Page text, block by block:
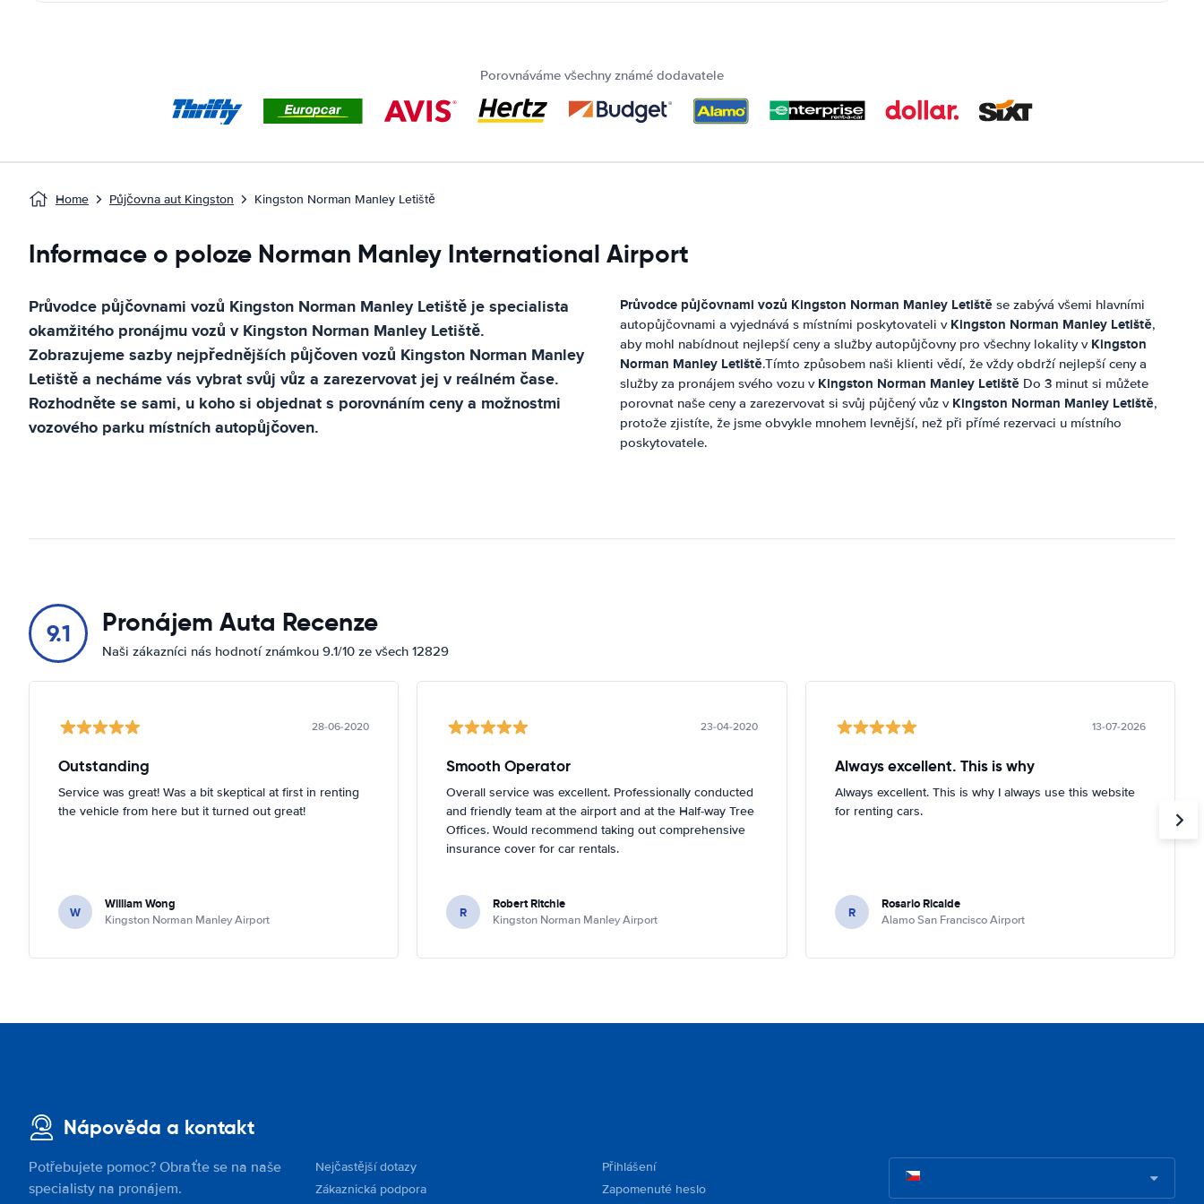
Porovnáváme všechny známé dodavatele
Home Půjčovna aut Kingston Kingston Norman Manley Letiště
Informace o poloze Norman Manley International Airport
Průvodce půjčovnami vozů Kingston Norman Manley Letiště je specialista
okamžitého pronájmu vozů vKingston Norman Manley Letiště.
Zobrazujeme sazby nejpřednějších půjčoven vozů Kingston Norman Manley
Letištěa necháme vás vybrat svůj vůz a zarezervovat jej v reálném čase.
Rozhodněte se sami, u koho si objednat s porovnáním ceny a možnostmi
vozového parku místních autopůjčoven.
Průvodce půjčovnami vozů Kingston Norman Manley Letiště se zabývá všemi hlavními
autopůjčovnami a vyjednává s místními poskytovateli v Kingston Norman Manley Letiště,
aby mohl nabídnout nejlepší ceny a služby autopůjčovny pro všechny lokality v Kingston
Norman Manley Letiště.Tímto způsobem naši klienti vědí, že vždy obdrží nejlepší ceny a
služby za pronájem svého vozu v Kingston Norman Manley Letiště Do 3 minut si můžete
porovnat naše ceny a zarezervovat si svůj půjčený vůz v Kingston Norman Manley Letiště,
protože zjistíte, že jsme obvykle mnohem levnější, než při přímé rezervaci u místního
poskytovatele.
9.1 Pronájem Auta Recenze
Naši zákazníci nás hodnotí známkou 9.1/10 ze všech 12829
28-06-2020
Outstanding
Service was great! Was a bit skeptical at first in renting
the vehicle from here but it turned out great!
W William Wong
Kingston Norman Manley Airport
23-04-2020
Smooth Operator
Overall service was excellent. Professionally conducted
and friendly team at the airport and at the Half-way Tree
Offices. Would recommend taking out comprehensive
insurance cover for car rentals.
R Robert Ritchie
Kingston Norman Manley Airport
13-07-2026
Always excellent. This is why
Always excellent. This is why I always use this website
for renting cars.
R Rosario Ricalde
Alamo San Francisco Airport
Nápověda a kontakt
Potřebujete pomoc? Obraťte se na naše
specialisty na pronájem.
Nejčastější dotazy
Zákaznická podpora
Přihlášení
Zapomenuté heslo